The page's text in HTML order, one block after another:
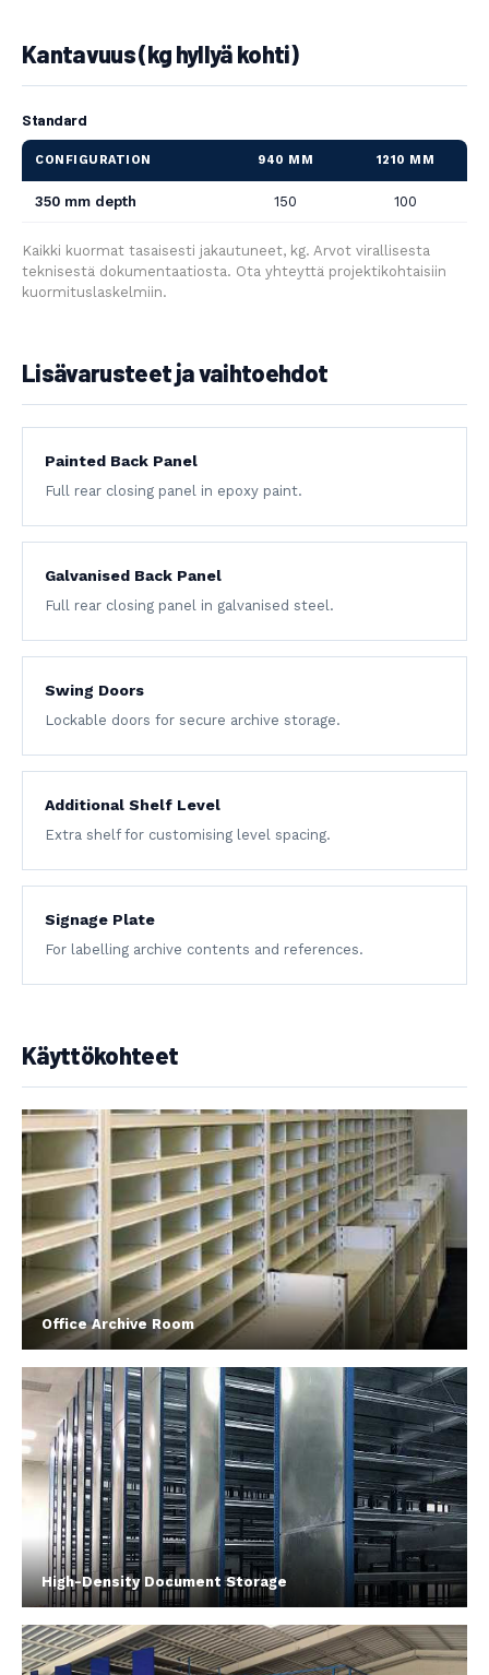
Kantavuus (kg hyllyä kohti)
Standard
CONFIGURATION 940 MM 1210 MM
350 mm depth 150 100
Kaikki kuormat tasaisesti jakautuneet, kg. Arvot virallisesta
teknisestä dokumentaatiosta. Ota yhteyttä projektikohtaisiin
kuormituslaskelmiin.
Lisävarusteet ja vaihtoehdot
Painted Back Panel
Full rear closing panel in epoxy paint.
Galvanised Back Panel
Full rear closing panel in galvanised steel.
Swing Doors
Lockable doors for secure archive storage.
Additional Shelf Level
Extra shelf for customising level spacing.
Signage Plate
For labelling archive contents and references.
Käyttökohteet
Office Archive Room
High-Density Document Storage